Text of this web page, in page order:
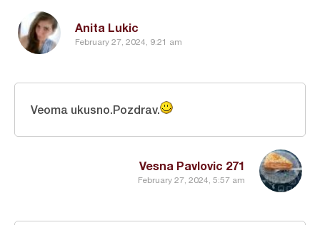
Anita Lukic
February 27, 2024, 9:21 am
Vesna Pavlovic 271
February 27, 2024, 5:57 am
Veoma ukusno.Pozdrav.